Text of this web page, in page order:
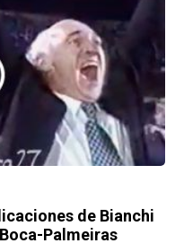
de Bianchi
Palmeiras